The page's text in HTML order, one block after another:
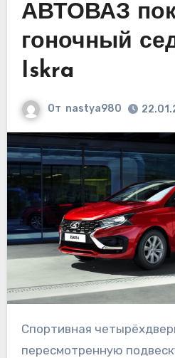
АВТОВАЗ
гоночный
Iskra
От nastya980
Спортивная четырёхдверка получила
пересмотренную